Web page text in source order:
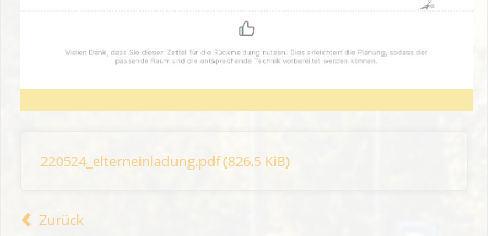
220524_elterneinladung.pdf(826,5 KiB)
Zurück